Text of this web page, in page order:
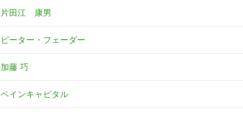
片田江 康男
ピーター・フェーダー
加藤 巧
ベインキャピタル